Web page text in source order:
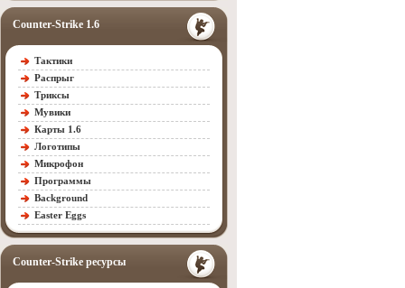
Counter-Strike 1.6
Тактики
Распрыг
Триксы
Мувики
Карты 1.6
Логотипы
Микрофон
Программы
Background
Easter Eggs
Counter-Strike ресурсы